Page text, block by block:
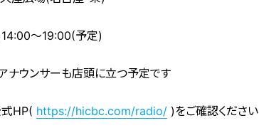
14:00～19:00(予定)
ナウンサーも店頭に立つ予定です
HP( https://hicbc.com/radio/ )をご確認ください